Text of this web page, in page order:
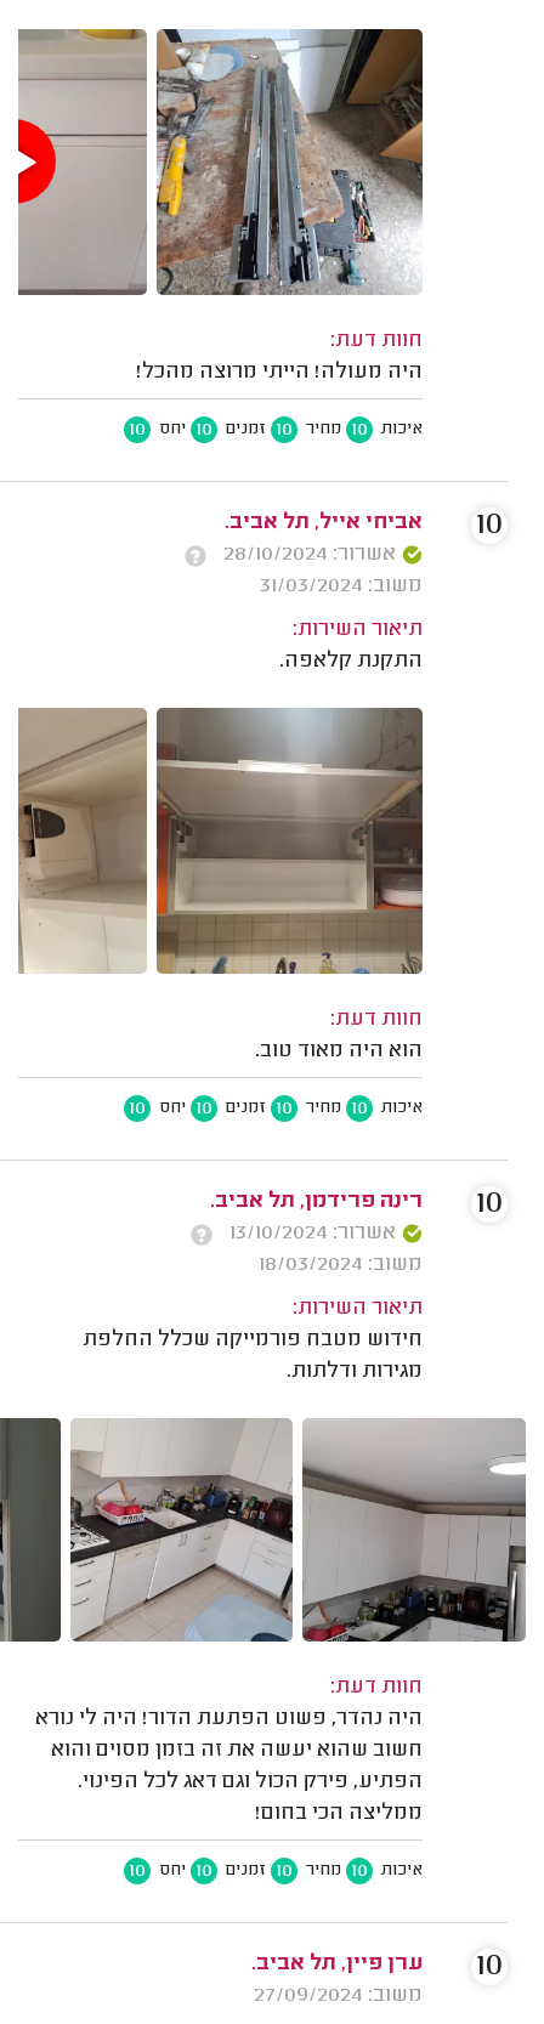
חוות דעת:
היה מעולה! הייתי מרוצה מהכל!
איכות 10 מחיר 10 זמנים 10 יחס 10
אביחי אייל, תל אביב.
אשרור: 28/10/2024
משוב: 31/03/2024
תיאור השירות:
התקנת קלאפה.
חוות דעת:
הוא היה מאוד טוב.
איכות 10 מחיר 10 זמנים 10 יחס 10
10
רינה פרידמן, תל אביב.
אשרור: 13/10/2024
משוב: 18/03/2024
תיאור השירות:
חידוש מטבח פורמייקה שכלל החלפת
מגירות ודלתות.
חוות דעת:
היה נהדר, פשוט הפתעת הדור! היה לי נורא
חשוב שהוא יעשה את זה בזמן מסוים והוא
הפתיע, פירק הכול וגם דאג לכל הפינוי.
ממליצה הכי בחום!
איכות 10 מחיר 10 זמנים 10 יחס 10
10
ערן פיין, תל אביב.
משוב: 27/09/2024
10